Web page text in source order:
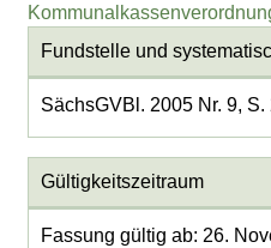
Fundstelle und
SächsGVBl. 2005 Nr. 9, S.
Gültigkeitszeitraum
Fassung gültig ab: 26.